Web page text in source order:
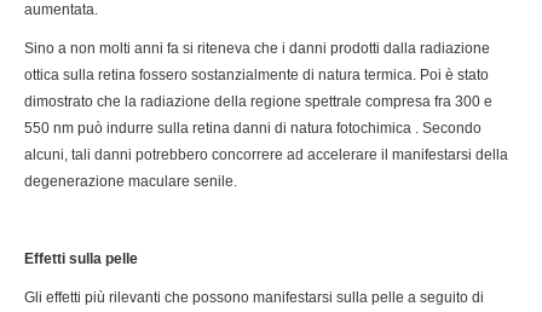
aumentata.
Sino a non molti anni fa si riteneva che i danni prodotti dalla radiazione
ottica sulla retina fossero sostanzialmente di natura termica. Poi è stato
dimostrato che la radiazione della regione spettrale compresa fra 300 e
550 nm può indurre sulla retina danni di natura fotochimica . Secondo
alcuni, tali danni potrebbero concorrere ad accelerare il manifestarsi della
degenerazione maculare senile.
Effetti sulla pelle
Gli effetti più rilevanti che possono manifestarsi sulla pelle a seguito di